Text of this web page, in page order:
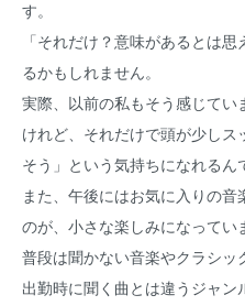
す。
「それだけ？意味があるとは
るかもしれません。
実際、以前の私もそう感じてい
けれど、それだけで頭が少し
そう」という気持ちになれるん
また、午後にはお気に入りの
のが、小さな楽しみになってい
普段は聞かない音楽やクラシッ
出勤時に聞く曲とは違うジャン